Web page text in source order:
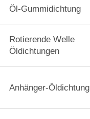
Öl-Gummidichtung
Rotierende Welle
Öldichtungen
Anhänger-Öldichtung